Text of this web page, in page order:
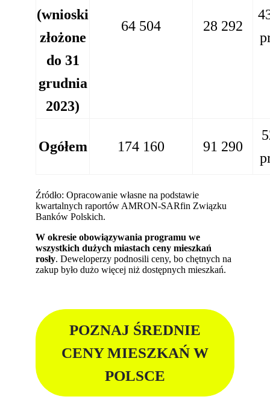
(wnioski
złożone
do 31
grudnia
2023)
64 504 28 292
Ogółem 174 160 91 290
Źródło: Opracowanie własne na podstawie
kwartalnych raportów AMRON-SARfin Związku
Banków Polskich.
W okresie obowiązywania programu we
wszystkich dużych miastach ceny mieszkań
rosły. Deweloperzy podnosili ceny, bo chętnych na
zakup było dużo więcej niż dostępnych mieszkań.
POZNAJ ŚREDNIE
CENY MIESZKAŃ W
POLSCE